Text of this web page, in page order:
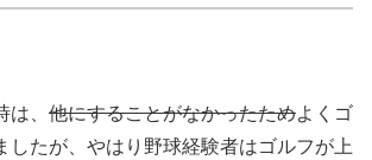
、 他にすることがなかったためよくゴ
したが、やはり野球経験者はゴルフが上